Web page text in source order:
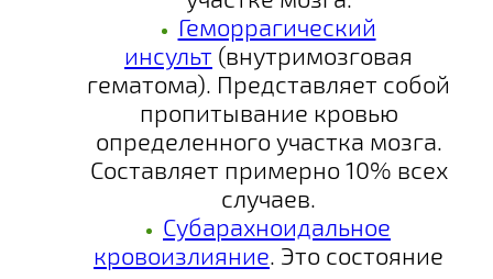
Геморрагический
инсульт (внутримозговая
гематома). Представляет собой
пропитывание кровью
определенного участка мозга.
Составляет примерно 10% всех
случаев.
Субарахноидальное
кровоизлияние. Это состояние